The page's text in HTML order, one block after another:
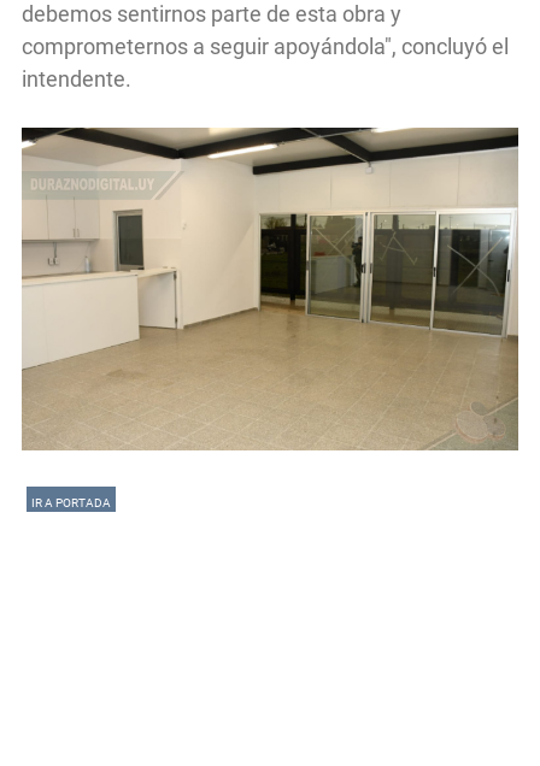
debemos sentirnos parte de esta obra y
comprometernos a seguir apoyándola", concluyó el
intendente.
IR A PORTADA